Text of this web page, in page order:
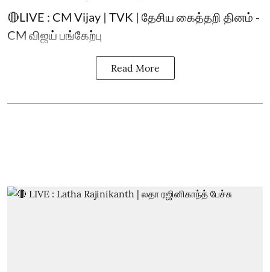
🔴LIVE : CM Vijay | TVK | தேசிய கைத்தறி தினம் -
CM விஜய் பங்கேற்பு
Read More